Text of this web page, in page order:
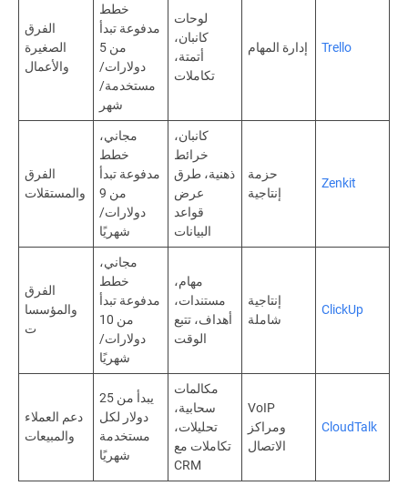
Trello إدارة المهام
لوحات
كانبان،
أتمتة،
تكاملات
خطط
مدفوعة تبدأ
من 5
دولارات/
مستخدمة/
شهر
الفرق
الصغيرة
والأعمال
Zenkit
حزمة
إنتاجية
كانبان،
خرائط
ذهنية، طرق
عرض
قواعد
البيانات
مجاني،
خطط
مدفوعة تبدأ
من 9
دولارات/
شهريًا
الفرق
والمستقلات
ClickUp
إنتاجية
شاملة
مهام،
مستندات،
أهداف، تتبع
الوقت
مجاني،
خطط
مدفوعة تبدأ
من 10
دولارات/
شهريًا
الفرق
والمؤسسا
ت
CloudTalk
VoIP
ومراكز
الاتصال
مكالمات
سحابية،
تحليلات،
تكاملات مع
CRM
يبدأ من 25
دولار لكل
مستخدمة
شهريًا
دعم العملاء
والمبيعات